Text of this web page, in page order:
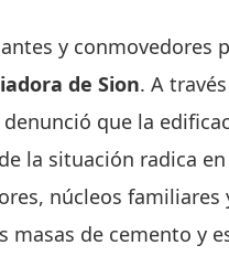
y
de Sion. A
que la
la situación radica
núcleos familiares
masas de cemento y